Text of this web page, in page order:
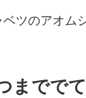
ツのアオム
でで